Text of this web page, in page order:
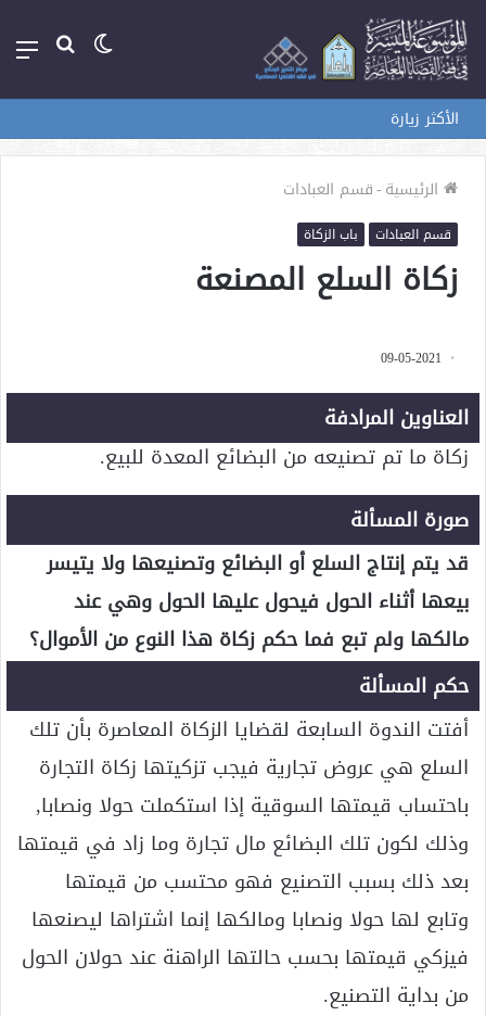
بحث الوضع
الأكثر زيارة
الرئيسية-قسم العبادات
قسم العبادات باب الزكاة
زكاة السلع المصنعة
09-05-2021
العناوين المرادفة
زكاة ما تم تصنيعه من البضائع المعدة للبيع.
صورة المسألة
قد يتم إنتاج السلع أو البضائع وتصنيعها ولا يتيسر
بيعها أثناء الحول فيحول عليها الحول وهي عند
مالكها ولم تبع فما حكم زكاة هذا النوع من الأموال؟
حكم المسألة
أفتت الندوة السابعة لقضايا الزكاة المعاصرة بأن تلك
السلع هي عروض تجارية فيجب تزكيتها زكاة التجارة
باحتساب قيمتها السوقية إذا استكملت حولا ونصابا,
وذلك لكون تلك البضائع مال تجارة وما زاد في قيمتها
بعد ذلك بسبب التصنيع فهو محتسب من قيمتها
وتابع لها حولا ونصابا ومالكها إنما اشتراها ليصنعها
فيزكي قيمتها بحسب حالتها الراهنة عند حولان الحول
من بداية التصنيع.